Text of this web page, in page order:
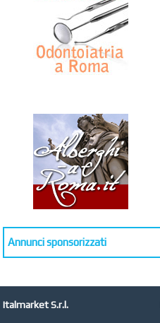
Annunci sponsorizzati
Italmarket S.r.l.